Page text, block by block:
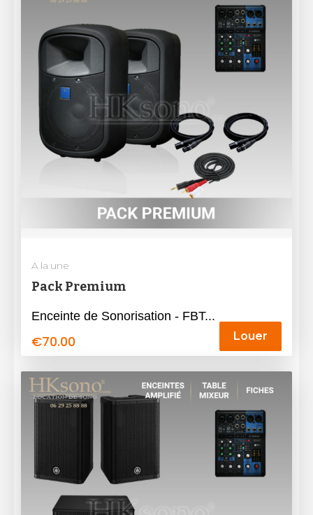
A la une
Pack Premium
Enceinte de Sonorisation - FBT...
€70.00 Louer